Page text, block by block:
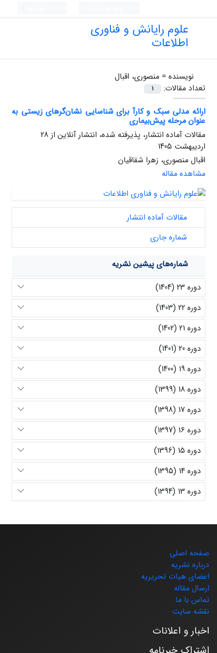
علوم رایانش و فناوری
اطلاعات
نویسنده = منصوری، اقبال
تعداد مقالات:
1
ارائه مدلی سبک و کارآ برای شناسایی نشان‌گرهای زیستی به
عنوان مرحله پیش‌بیماری
مقالات آماده انتشار، پذیرفته شده، انتشار آنلاین از 28
اردیبهشت 1405
اقبال منصوری، زهرا شقاقیان
مشاهده مقاله
مقالات آماده انتشار
شماره جاری
شماره‌های پیشین نشریه
دوره 23 (1404)
دوره 22 (1403)
دوره 21 (1402)
دوره 20 (1401)
دوره 19 (1400)
دوره 18 (1399)
دوره 17 (1398)
دوره 16 (1397)
دوره 15 (1396)
دوره 14 (1395)
دوره 13 (1394)
صفحه اصلی
درباره نشریه
اعضای هیات تحریریه
ارسال مقاله
تماس با ما
نقشه سایت
اخبار و اعلانات